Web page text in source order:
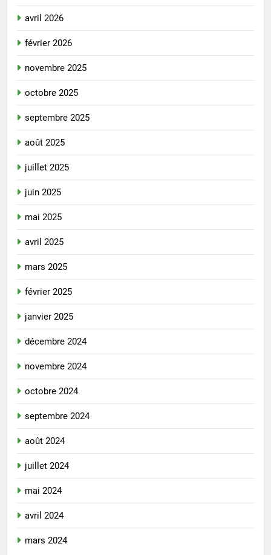
avril 2026
février 2026
novembre 2025
octobre 2025
septembre 2025
août 2025
juillet 2025
juin 2025
mai 2025
avril 2025
mars 2025
février 2025
janvier 2025
décembre 2024
novembre 2024
octobre 2024
septembre 2024
août 2024
juillet 2024
mai 2024
avril 2024
mars 2024